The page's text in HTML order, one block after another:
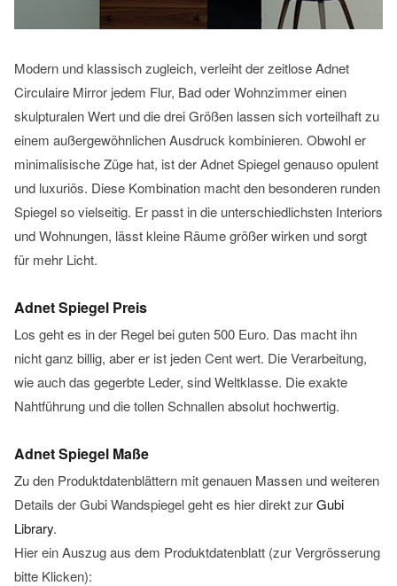
Modern und klassisch zugleich, verleiht der zeitlose Adnet
Circulaire Mirror jedem Flur, Bad oder Wohnzimmer einen
skulpturalen Wert und die drei Größen lassen sich vorteilhaft zu
einem außergewöhnlichen Ausdruck kombinieren. Obwohl er
minimalisische Züge hat, ist der Adnet Spiegel genauso opulent
und luxuriös. Diese Kombination macht den besonderen runden
Spiegel so vielseitig. Er passt in die unterschiedlichsten Interiors
und Wohnungen, lässt kleine Räume größer wirken und sorgt
für mehr Licht.
Adnet Spiegel Preis
Los geht es in der Regel bei guten 500 Euro. Das macht ihn
nicht ganz billig, aber er ist jeden Cent wert. Die Verarbeitung,
wie auch das gegerbte Leder, sind Weltklasse. Die exakte
Nahtführung und die tollen Schnallen absolut hochwertig.
Adnet Spiegel Maße
Zu den Produktdatenblättern mit genauen Massen und weiteren
Details der Gubi Wandspiegel geht es hier direkt zurGubi
Library.
Hier ein Auszug aus dem Produktdatenblatt (zur Vergrösserung
bitte Klicken):